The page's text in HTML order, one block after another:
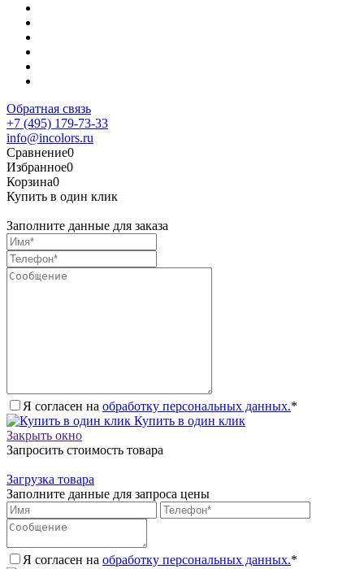
Обратная связь
+7 (495) 179-73-33
info@incolors.ru
Сравнение0
Избранное0
Корзина0
Купить в один клик
Заполните данные для заказа
Я согласен на обработку персональных данных.*
Купить в один клик
Закрыть окно
Запросить стоимость товара
Загрузка товара
Заполните данные для запроса цены
Я согласен на обработку персональных данных.*